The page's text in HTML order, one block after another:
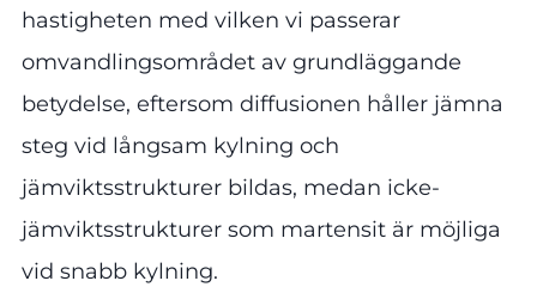
hastigheten med vilken vi passerar
omvandlingsområdet av grundläggande
betydelse, eftersom diffusionen håller jämna
steg vid långsam kylning och
jämviktsstrukturer bildas, medan icke-
jämviktsstrukturer som martensit är möjliga
vid snabb kylning.